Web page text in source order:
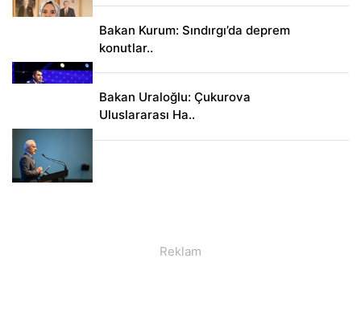
Bakan Kurum: Sındırgı’da deprem
konutlar..
Bakan Uraloğlu: Çukurova
Uluslararası Ha..